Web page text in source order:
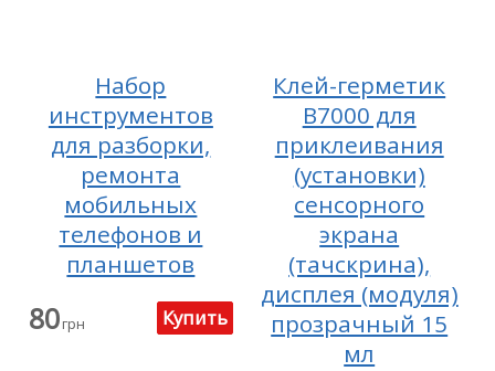
Набор
инструментов
для разборки,
ремонта
мобильных
телефонов и
планшетов
80грн
Клей-герметик
B7000 для
приклеивания
(установки)
сенсорного
экрана
(тачскрина),
дисплея (модуля)
прозрачный 15
мл